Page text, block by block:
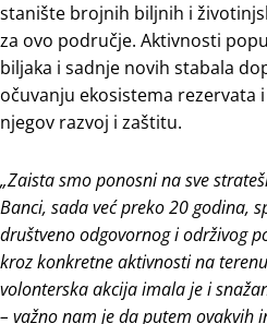
stanište brojnih biljnih i
za ovo područje. Aktivnosti
biljaka i sadnje novih stabala
očuvanju ekosistema rezervata
njegov razvoj i zaštitu.
„Zaista smo ponosni na sve
Banci, sada već preko 20 godina,
društveno odgovornog i održivog
kroz konkretne aktivnosti na
volonterska akcija imala je i
– važno nam je da putem ovakvih